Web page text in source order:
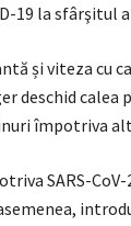
19 la sfârşitul
și viteza cu
deschid
împotriva
SARS-